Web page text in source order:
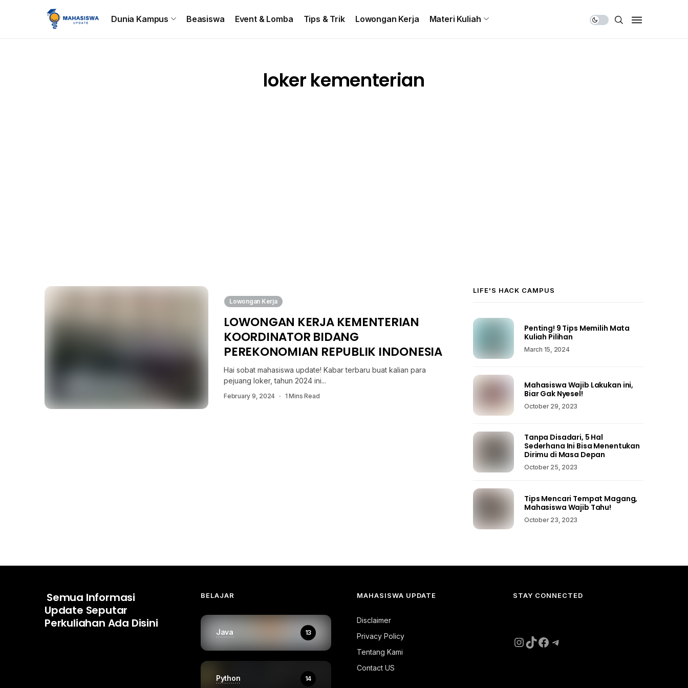
Beranda
Dunia Kampus Beasiswa Event & Lomba Tips & Trik Lowongan Kerja Materi Kuliah
loker kementerian
Lowongan Kerja
LOWONGAN KERJA KEMENTERIAN
KOORDINATOR BIDANG
PEREKONOMIAN REPUBLIK INDONESIA
Hai sobat mahasiswa update! Kabar terbaru buat kalian para
pejuang loker, tahun 2024 ini...
February 9, 2024 1 Mins Read
LIFE'S HACK CAMPUS
Penting! 9 Tips Memilih Mata
Kuliah Pilihan
March 15, 2024
Mahasiswa Wajib Lakukan ini,
Biar Gak Nyesel!
October 29, 2023
Tanpa Disadari, 5 Hal
Sederhana Ini Bisa Menentukan
Dirimu di Masa Depan
October 25, 2023
Tips Mencari Tempat Magang,
Mahasiswa Wajib Tahu!
October 23, 2023
Semua Informasi
Update Seputar
Perkuliahan Ada Disini
BELAJAR
Java 13
Python 14
MAHASISWA UPDATE
Disclaimer
Privacy Policy
Tentang Kami
Contact US
STAY CONNECTED
Instagram
TikTok
Facebook
Telegram